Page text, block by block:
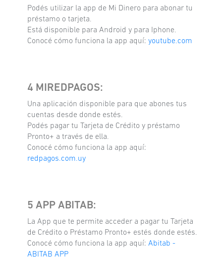
Podés utilizar la app de Mi Dinero para abonar tu
préstamo o tarjeta.
Está disponible para Android y para Iphone.
Conocé cómo funciona la app aquí: youtube.com
4 MIREDPAGOS:
Una aplicación disponible para que abones tus
cuentas desde donde estés.
Podés pagar tu Tarjeta de Crédito y préstamo
Pronto+ a través de ella.
Conocé cómo funciona la app aquí:
redpagos.com.uy
5 APP ABITAB:
La App que te permite acceder a pagar tu Tarjeta
de Crédito o Préstamo Pronto+ estés donde estés.
Conocé cómo funciona la app aquí: Abitab -
ABITAB APP